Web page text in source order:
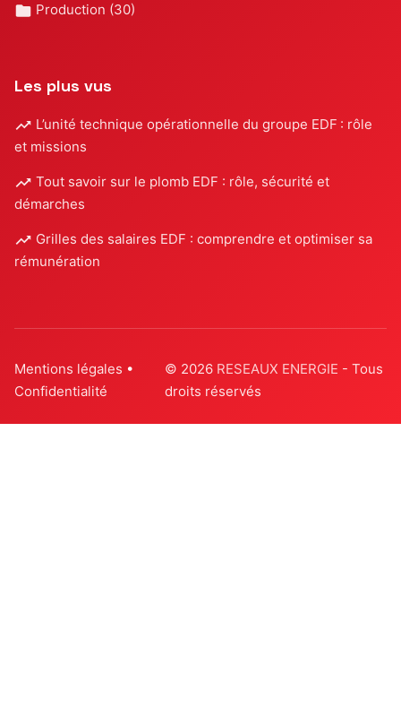
Production (30)
Les plus vus
L’unité technique opérationnelle du groupe EDF : rôle
et missions
Tout savoir sur le plomb EDF : rôle, sécurité et
démarches
Grilles des salaires EDF : comprendre et optimiser sa
rémunération
Mentions légales •
Confidentialité
© 2026 RESEAUX ENERGIE - Tous
droits réservés